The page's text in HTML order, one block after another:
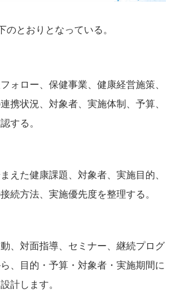
とおりとなっている。
ォロー、保健事業、健康経営施策、
携状況、対象者、実施体制、予算、
する。
えた健康課題、対象者、実施目的、
続方法、実施優先度を整理する。
、対面指導、セミナー、継続プログ
、目的・予算・対象者・実施期間に
計します。